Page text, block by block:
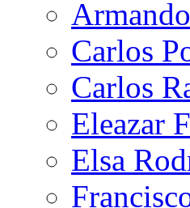
Carlos
Carlos
Eleazar
Elsa